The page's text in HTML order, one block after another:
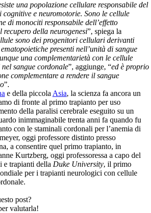
una popolazione cellulare responsabile del
cognitive e neuromotorie. Sono le cellule
di monociti responsabile dell’effetto
della neurogenesi”, spiega la
sono dei progenitori cellulari derivanti
presenti nell’unità di sangue
una complementarietà con le cellule
sangue cordonale”, aggiunge, “ed è proprio
complementare a rendere il sangue
”.
e della piccola Asia, la scienza fa ancora un
di fronte al primo trapianto per uso
della paralisi cerebrale eseguito su un
inimmaginabile trenta anni fa quando fu
con le staminali cordonali per l’anemia di
oggi professore distinto presso
a consentire quel primo trapianto, in
Kurtzberg, oggi professoressa a capo del
e trapianti della Duke University, il primo
per i trapianti neurologici con cellule
post?
valutarla!